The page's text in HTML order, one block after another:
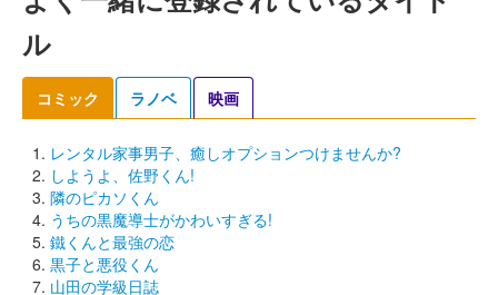
ル
コミック ラノベ 映画
レンタル家事男子、癒しオプションつけませんか?
しようよ、佐野くん!
隣のピカソくん
うちの黒魔導士がかわいすぎる!
鐵くんと最強の恋
黒子と悪役くん
山田の学級日誌